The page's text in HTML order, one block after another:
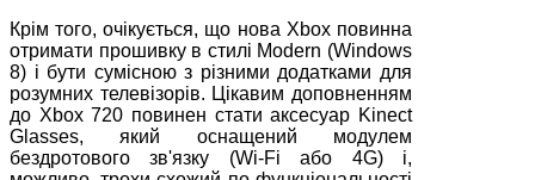
Крім того, очікується, що нова Xbox повинна
отримати прошивку в стилі Modern (Windows
8) і бути сумісною з різними додатками для
розумних телевізорів. Цікавим доповненням
до Xbox 720 повинен стати аксесуар Kinect
Glasses, який оснащений модулем
бездротового зв'язку (Wi-Fi або 4G) і,